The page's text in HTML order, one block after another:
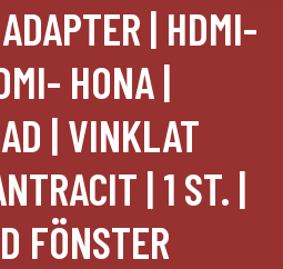
| HDMI-
HONA |
| VINKLAT
| 1 ST. |
FÖNSTER